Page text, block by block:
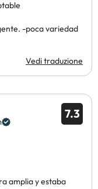
-poca variedad
Vedi traduzione
7.3
amplia y estaba